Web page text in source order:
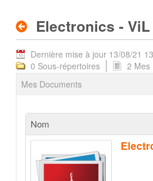
Brochures
Dernière mise à jour 13/08/21
0 Sous-répertoires
2 Mes
Mes Documents
Nom